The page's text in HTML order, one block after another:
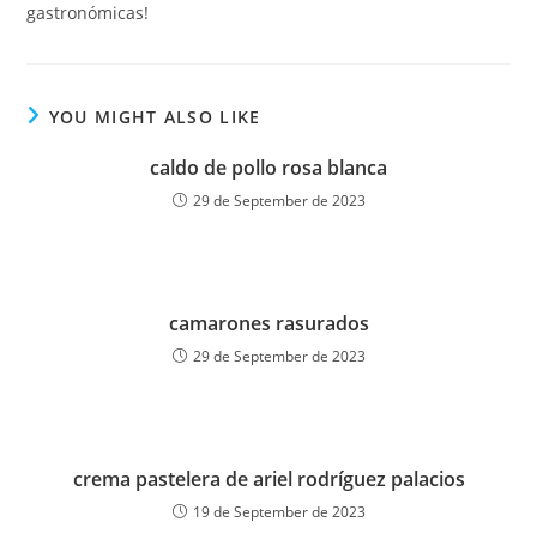
gastronómicas!
YOU MIGHT ALSO LIKE
caldo de pollo rosa blanca
29 de September de 2023
camarones rasurados
29 de September de 2023
crema pastelera de ariel rodríguez palacios
19 de September de 2023